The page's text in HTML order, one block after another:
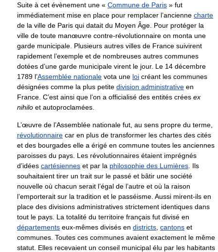
Suite à cet évènement une « Commune de Paris » fut
immédiatement mise en place pour remplacer l’ancienne charte
de la ville de Paris qui datait du Moyen Âge. Pour protéger la
ville de toute manœuvre contre-révolutionnaire on monta une
garde municipale. Plusieurs autres villes de France suivirent
rapidement l’exemple et de nombreuses autres communes
dotées d’une garde municipale virent le jour. Le 14 décembre
1789 l’Assemblée nationale vota une loi créant les communes
désignées comme la plus petite division administrative en
France. C’est ainsi que l’on a officialisé des entités crées ex
nihilo et autoproclamées.
L’œuvre de l’Assemblée nationale fut, au sens propre du terme,
révolutionnaire car en plus de transformer les chartes des cités
et des bourgades elle a érigé en commune toutes les anciennes
paroisses du pays. Les révolutionnaires étaient imprégnés
d’idées cartésiennes et par la philosophie des Lumières . Ils
souhaitaient tirer un trait sur le passé et bâtir une société
nouvelle où chacun serait l’égal de l’autre et où la raison
l’emporterait sur la tradition et le passéisme. Aussi mirent-ils en
place des divisions administratives strictement identiques dans
tout le pays. La totalité du territoire français fut divisé en
départements eux-mêmes divisés en districts cantons et
communes. Toutes ces communes avaient exactement le même
statut. Elles recevaient un conseil municipal élu par les habitants